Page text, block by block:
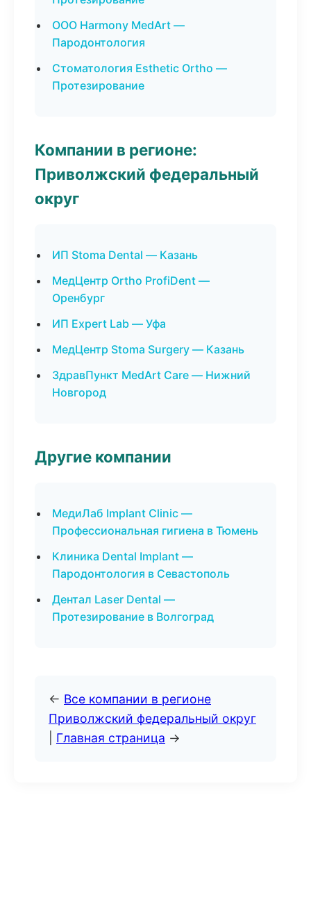
ООО Harmony MedArt —
Пародонтология
Стоматология Esthetic Ortho —
Протезирование
Компании в регионе:
Приволжский федеральный
округ
ИП Stoma Dental — Казань
МедЦентр Ortho ProfiDent —
Оренбург
ИП Expert Lab — Уфа
МедЦентр Stoma Surgery — Казань
ЗдравПункт MedArt Care — Нижний
Новгород
Другие компании
МедиЛаб Implant Clinic —
Профессиональная гигиена в Тюмень
Клиника Dental Implant —
Пародонтология в Севастополь
Дентал Laser Dental —
Протезирование в Волгоград
← Все компании в регионе
Приволжский федеральный округ
Главная страница →